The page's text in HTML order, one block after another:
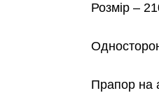
Розмір –
Прапор на